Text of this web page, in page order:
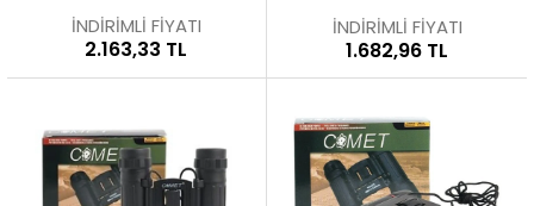
İNDİRİMLİ FİYATI
2.163,33 TL
İNDİRİMLİ FİYATI
1.682,96 TL